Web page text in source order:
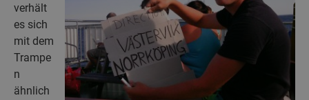
verhält
es sich
mit dem
Trampe
n
ähnlich